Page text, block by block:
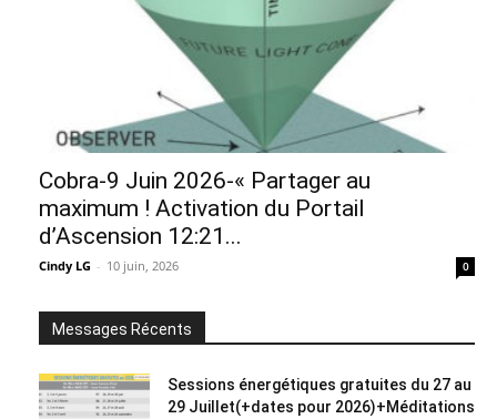
Cobra-9 Juin 2026-« Partager au
maximum ! Activation du Portail
d’Ascension 12:21...
Cindy LG - 10 juin, 2026 0
Messages Récents
Sessions énergétiques gratuites du 27 au
29 Juillet(+dates pour 2026)+Méditations